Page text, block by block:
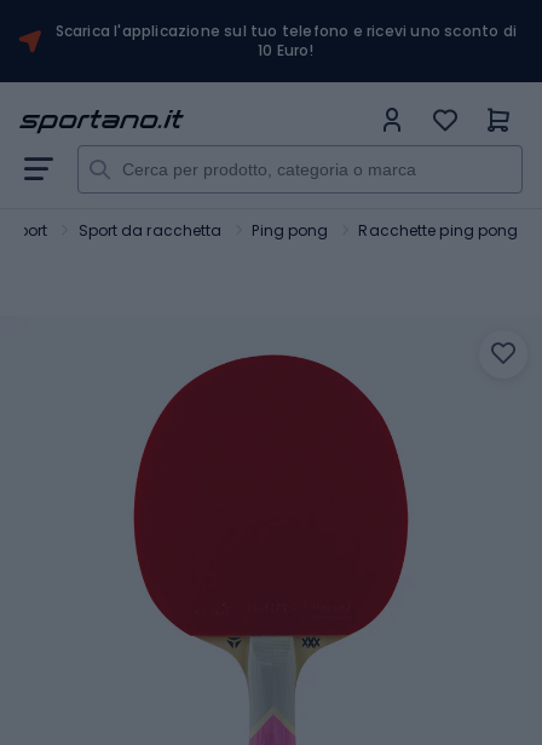
Scarica l'applicazione sul tuo telefono e ricevi uno sconto di
10 Euro!
Sport Sport da racchetta Ping pong Racchette ping pong